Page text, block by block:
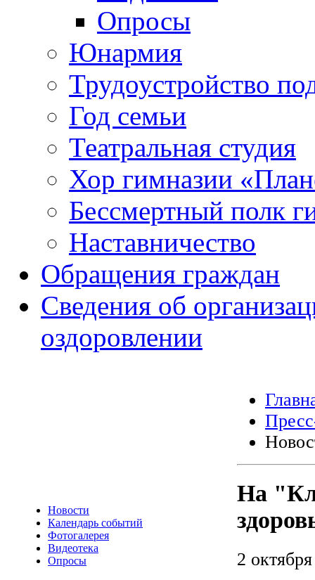
Опросы
Юнармия
Трудоустройство
Год семьи
Театральная студия
Хор гимназии
Бессмертный полк
Наставничество
Обращения граждан
Сведения об
оздоровлении
Новости
Календарь событий
Фотогалерея
Видеотека
Опросы
На
2